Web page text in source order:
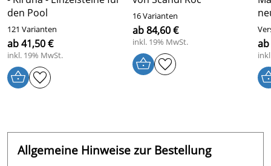
den Pool
121 Varianten
ab 41,50 €
inkl. 19% MwSt.
16 Varianten
ab 84,60 €
inkl. 19% MwSt. ab
Allgemeine Hinweise zur Bestellung